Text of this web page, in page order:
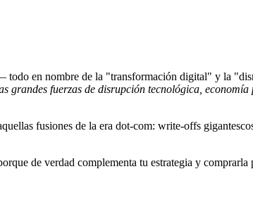
todo en nombre de la "transformación digital" y la
grandes fuerzas de disrupción tecnológica,
fusiones de la era dot-com: write-offs
de verdad complementa tu estrategia y comprarla